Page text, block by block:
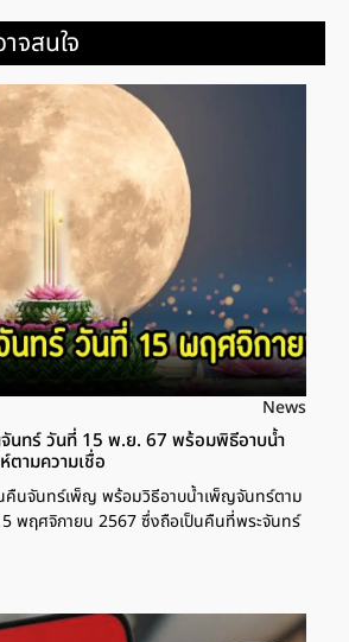
จสนใจ
News
นทร์ วันที่ 15 พ.ย. 67 พร้อมพิธีอาบน้ำ
ตามความเชื่อ
นคืนจันทร์เพ็ญ พร้อมวิธีอาบน้ำเพ็ญจันทร์ตาม
พฤศจิกายน 2567 ซึ่งถือเป็นคืนที่พระจันทร์